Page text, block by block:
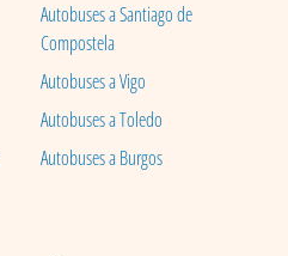
Autobuses a Santiago de
Compostela
Autobuses a Vigo
Autobuses a Toledo
Autobuses a Burgos